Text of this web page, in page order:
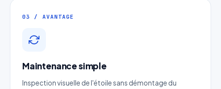
03 / AVANTAGE
Maintenance simple
Inspection visuelle de l'étoile sans démontage du
Téléphone
Catégorie